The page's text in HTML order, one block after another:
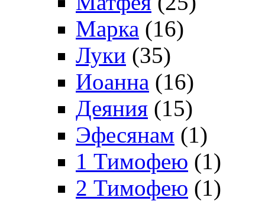
Марка (16)
Луки (35)
Иоанна (16)
Деяния (15)
Эфесянам (1)
1 Тимофею (1)
2 Тимофею (1)